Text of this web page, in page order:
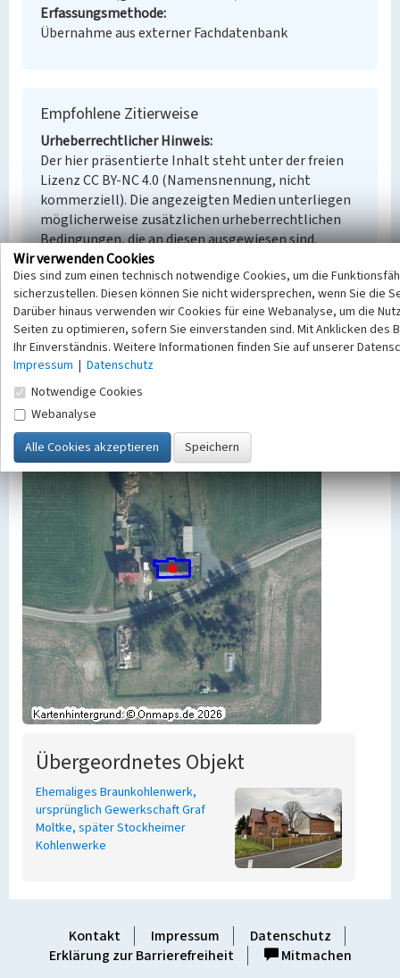
Erfassungsmethode
Übernahme aus externer Fachdatenbank
Empfohlene Zitierweise
Urheberrechtlicher Hinweis
Der hier präsentierte Inhalt steht unter der freien
Lizenz CC BY-NC 4.0 (Namensnennung, nicht
kommerziell). Die angezeigten Medien unterliegen
möglicherweise zusätzlichen urheberrechtlichen
Bedingungen, die an diesen ausgewiesen sind.
Empfohlene Zitierweise
„Einstiges Wohn- und Verwaltungsgebäude der
Gewerkschaft Graf Moltke”. In: KuLaDig,
Kultur.Landschaft.Digital. URL:
https://www.kuladig.de/Objektansicht/BKM-
30200216(Abgerufen: 9. August 2026)
Übergeordnetes Objekt
Ehemaliges Braunkohlenwerk,
ursprünglich Gewerkschaft Graf
Moltke, später Stockheimer
Kohlenwerke
Kontakt Impressum
Datenschutz
Erklärung zur Barrierefreiheit
Mitmachen
Wir verwenden Cookies
Dies sind zum einen technisch notwendige Cookies, um die
sicherzustellen. Diesen können Sie nicht widersprechen, wenn Sie die
Darüber hinaus verwenden wir Cookies für eine Webanalyse, um die
Seiten zu optimieren, sofern Sie einverstanden sind. Mit Anklicken des
Ihr Einverständnis. Weitere Informationen finden Sie auf unserer
Impressum | Datenschutz
Notwendige Cookies
Webanalyse